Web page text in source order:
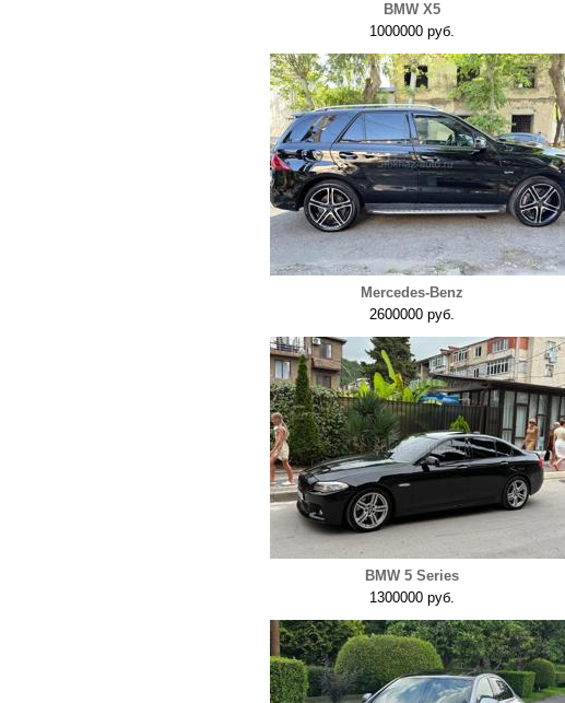
BMW X5
1000000 руб.
Mercedes-Benz
2600000 руб.
BMW 5 Series
1300000 руб.